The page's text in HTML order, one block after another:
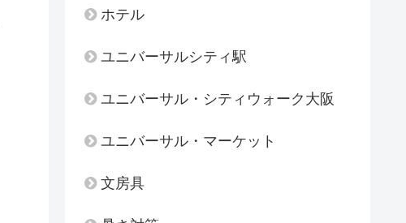
ホテル
ユニバーサルシティ駅
ユニバーサル・シティウォーク大阪
ユニバーサル・マーケット
文房具